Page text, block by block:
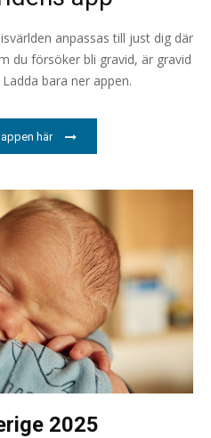
anpassas till just dig där
du försöker bli gravid, är gravid
bara ner appen.
här
2025